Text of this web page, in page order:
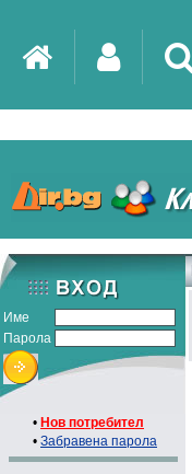
Име
Парола
• Нов потребител
• Забравена парола